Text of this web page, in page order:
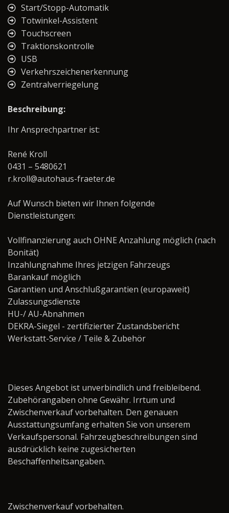
Start/Stopp-Automatik
Totwinkel-Assistent
Touchscreen
Traktionskontrolle
USB
Verkehrszeichenerkennung
Zentralverriegelung
Beschreibung:
Ihr Ansprechpartner ist:
René Kroll
0431 – 5480621
r.kroll@autohaus-fraeter.de
Auf Wunsch bieten wir Ihnen folgende
Dienstleistungen:
Vollfinanzierung auch OHNE Anzahlung möglich (nach
Bonität)
Inzahlungnahme Ihres jetzigen Fahrzeugs
Barankauf möglich
Garantien und Anschlußgarantien (europaweit)
Zulassungsdienste
HU-/ AU-Abnahmen
DEKRA-Siegel - zertifizierter Zustandsbericht
Werkstatt-Service / Teile & Zubehör ­­­­­­­­­­­­­­­­
Dieses Angebot ist unverbindlich und freibleibend.
Zubehörangaben ohne Gewähr. Irrtum und
Zwischenverkauf vorbehalten. Den genauen
Ausstattungsumfang erhalten Sie von unserem
Verkaufspersonal. Fahrzeugbeschreibungen sind
ausdrücklich keine zugesicherten
Beschaffenheitsangaben.
Zwischenverkauf vorbehalten.